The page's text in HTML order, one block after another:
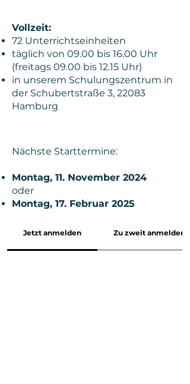
Vollzeit:
72 Unterrichtseinheiten
täglich von 09.00 bis 16.00 Uhr
(freitags 09.00 bis 12.15 Uhr)
in unserem Schulungszentrum in
der Schubertstraße 3, 22083
Hamburg
Nächste Starttermine:
Montag, 11. November 2024
oder
Montag, 17. Februar 2025
Jetzt anmelden Zu zweit anmelden